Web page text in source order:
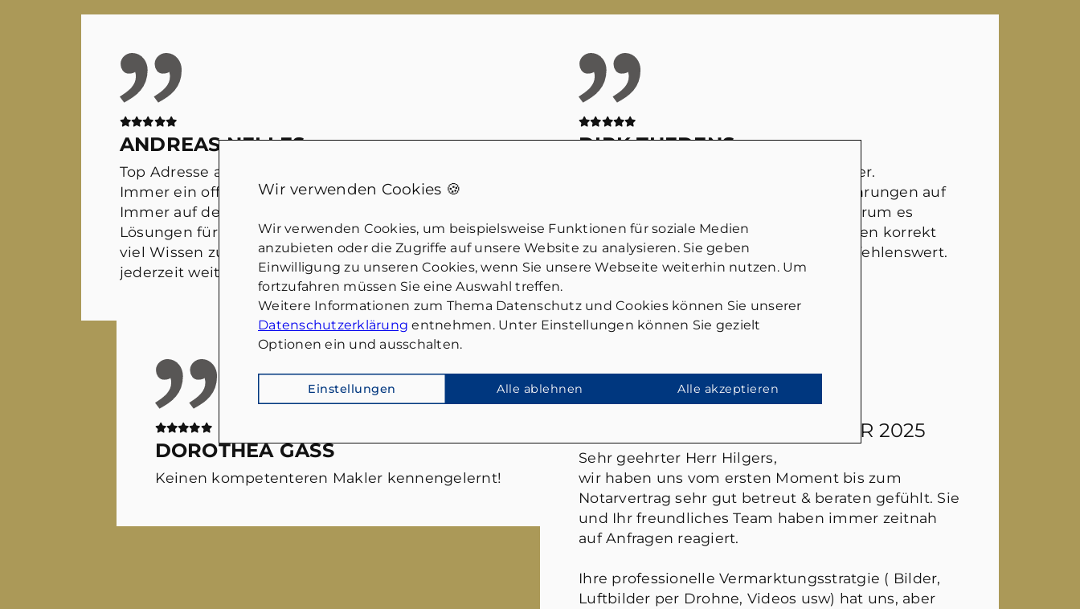
ANDREAS NELLES
Top Adresse auf dem Immobilienmarkt!
Immer ein offenes Ohr für sämtliche Fragen.
Immer auf der Suche nach wirklich guten
Lösungen für alle Beteiligten. Man merkt, dass hier
viel Wissen zusammen kommt. Würde ich
jederzeit weiter empfehlen!
DOROTHEA GASS
Keinen kompetenteren Makler kennengelernt!
DIRK THEDENS
Wirklich kompetenter Ansprechpartner.
Jemand der eben wirklich selber Erfahrungen auf
dem Markt gemacht hat und weiß, worum es
tatsächlich geht und die Gegebenheiten korrekt
einschätzen kann. Auf jeden Fall empfehlenswert.
- 26. JANUAR 2025
Sehr geehrter Herr Hilgers,
wir haben uns vom ersten Moment bis zum
Notarvertrag sehr gut betreut & beraten gefühlt. Sie
und Ihr freundliches Team haben immer zeitnah
auf Anfragen reagiert.
Ihre professionelle Vermarktungsstratgie ( Bilder,
Luftbilder per Drohne, Videos usw) hat uns, aber
Wir verwenden Cookies 🍪
Wir verwenden Cookies, um beispielsweise Funktionen für soziale Medien
anzubieten oder die Zugriffe auf unsere Website zu analysieren. Sie geben
Einwilligung zu unseren Cookies, wenn Sie unsere Webseite weiterhin nutzen. Um
fortzufahren müssen Sie eine Auswahl treffen.
Weitere Informationen zum Thema Datenschutz und Cookies können Sie unserer
Datenschutzerklärung entnehmen. Unter Einstellungen können Sie gezielt
Optionen ein und ausschalten.
Einstellungen Alle ablehnen Alle akzeptieren